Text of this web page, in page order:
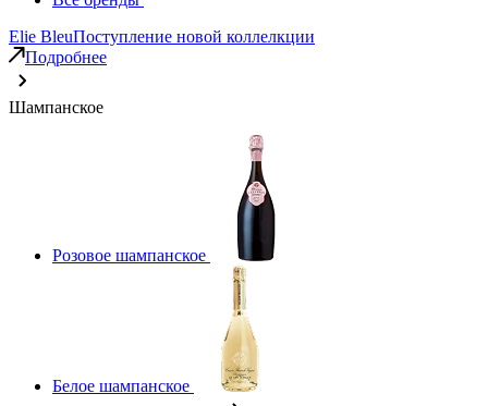
Elie BleuПоступление новой коллелкции
Подробнее
Шампанское
Розовое шампанское
Белое шампанское